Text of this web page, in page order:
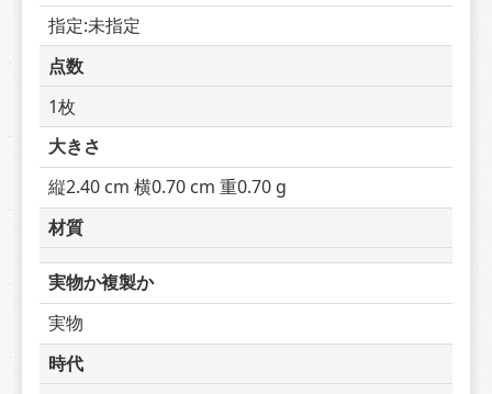
指定:未指定
点数
1枚
大きさ
縦2.40 cm 横0.70 cm 重0.70 g
材質
実物か複製か
実物
時代